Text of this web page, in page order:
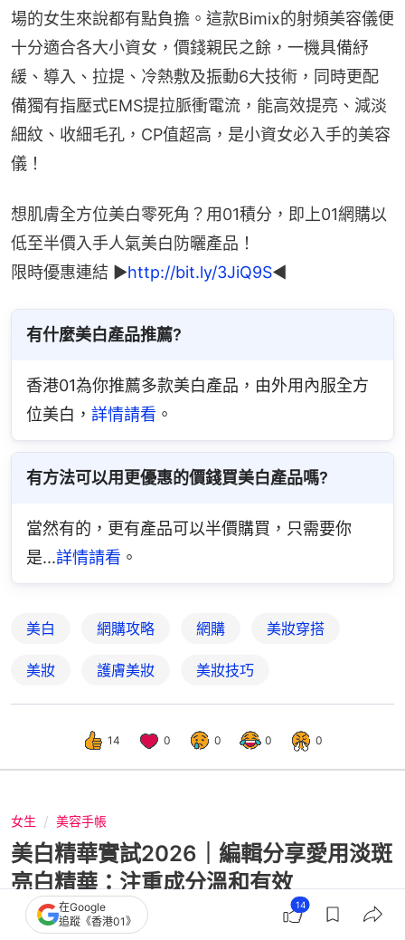
場的女生來說都有點負擔。這款Bimix的射頻美容儀便
十分適合各大小資女，價錢親民之餘，一機具備紓
緩、導入、拉提、冷熱敷及振動6大技術，同時更配
備獨有指壓式EMS提拉脈衝電流，能高效提亮、減淡
細紋、收細毛孔，CP值超高，是小資女必入手的美容
儀！
想肌膚全方位美白零死角？用01積分，即上01網購以
低至半價入手人氣美白防曬產品！
限時優惠連結 ▶http://bit.ly/3JiQ9S◀
有什麼美白產品推薦?
香港01為你推薦多款美白產品，由外用內服全方
位美白， 詳情請看 。
有方法可以用更優惠的價錢買美白產品嗎?
當然有的，更有產品可以半價購買，只需要你
是...詳情請看 。
美白 網購攻略 網購 美妝穿搭
美妝 護膚美妝 美妝技巧
14 0 0 0 0
女生 美容手帳
美白精華實試2026｜編輯分享愛用淡斑
亮白精華：注重成分溫和有效
在Google
追蹤《香港01》
14